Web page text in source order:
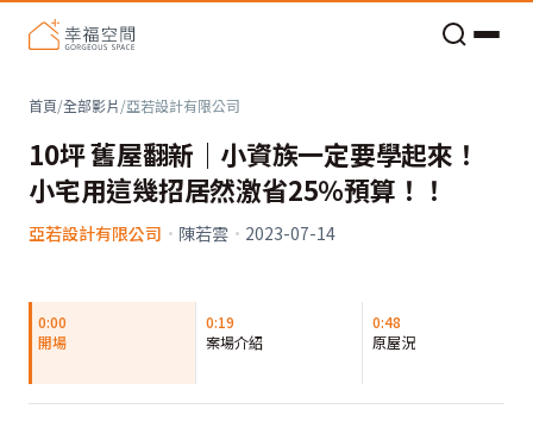
首頁/全部影片/亞若設計有限公司
10坪 舊屋翻新｜小資族一定要學起來！
小宅用這幾招居然激省25％預算！！
亞若設計有限公司 · 陳若雲 · 2023-07-14
0:00
開場
0:19
案場介紹
0:48
原屋況